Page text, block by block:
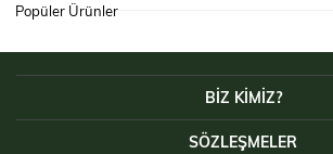
BİZ KİMİZ?
SÖZLEŞMELER
Popüler Ürünler